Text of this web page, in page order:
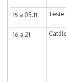
15 a 03.11 Teste
16 a 21